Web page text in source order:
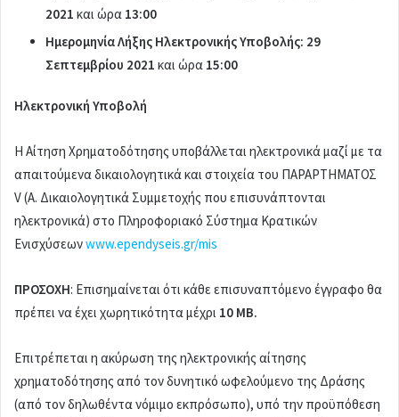
2021 και ώρα 13:00
Ημερομηνία Λήξης Ηλεκτρονικής Υποβολής: 29
Σεπτεμβρίου 2021 και ώρα 15:00
Ηλεκτρονική Υποβολή
Η Αίτηση Χρηματοδότησης υποβάλλεται ηλεκτρονικά μαζί με τα
απαιτούμενα δικαιολογητικά και στοιχεία του ΠΑΡΑΡΤΗΜΑΤΟΣ
V (Α. Δικαιολογητικά Συμμετοχής που επισυνάπτονται
ηλεκτρονικά) στο Πληροφοριακό Σύστημα Κρατικών
Ενισχύσεωνwww.ependyseis.gr/mis
ΠΡΟΣΟΧΗ: Επισημαίνεται ότι κάθε επισυναπτόμενο έγγραφο θα
πρέπει να έχει χωρητικότητα μέχρι 10 ΜB.
Επιτρέπεται η ακύρωση της ηλεκτρονικής αίτησης
χρηματοδότησης από τον δυνητικό ωφελούμενο της Δράσης
(από τον δηλωθέντα νόμιμο εκπρόσωπο), υπό την προϋπόθεση